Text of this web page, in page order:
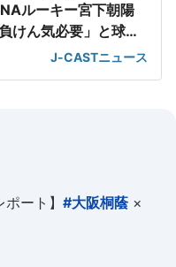
ルーキー宮下朝陽
けん気必要」と球団
J-CASTニュース
ート】 #大阪桐蔭 ×